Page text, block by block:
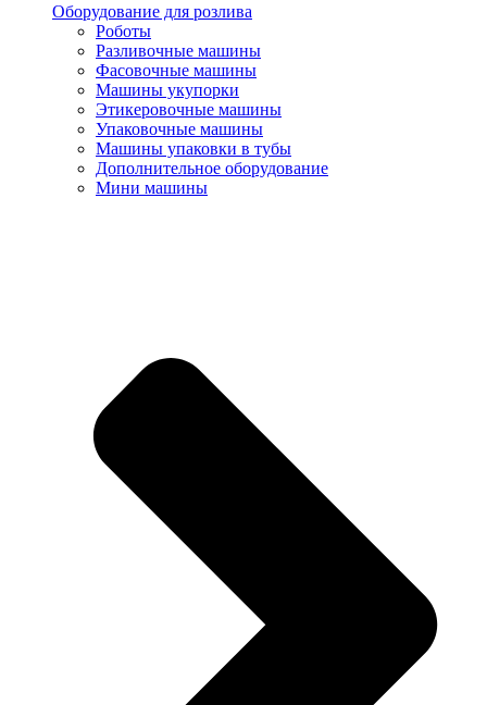
Оборудование для розлива
Роботы
Разливочные машины
Фасовочные машины
Машины укупорки
Этикеровочные машины
Упаковочные машины
Машины упаковки в тубы
Дополнительное оборудование
Мини машины